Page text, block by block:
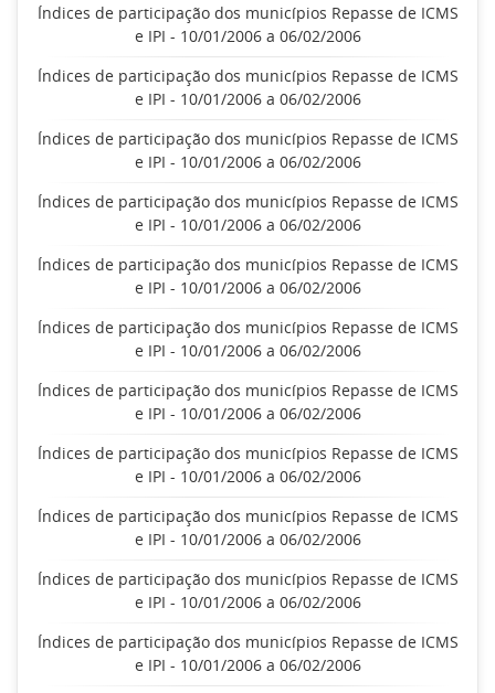
Índices de participação dos municípios Repasse de ICMS
e IPI - 10/01/2006 a 06/02/2006
Índices de participação dos municípios Repasse de ICMS
e IPI - 10/01/2006 a 06/02/2006
Índices de participação dos municípios Repasse de ICMS
e IPI - 10/01/2006 a 06/02/2006
Índices de participação dos municípios Repasse de ICMS
e IPI - 10/01/2006 a 06/02/2006
Índices de participação dos municípios Repasse de ICMS
e IPI - 10/01/2006 a 06/02/2006
Índices de participação dos municípios Repasse de ICMS
e IPI - 10/01/2006 a 06/02/2006
Índices de participação dos municípios Repasse de ICMS
e IPI - 10/01/2006 a 06/02/2006
Índices de participação dos municípios Repasse de ICMS
e IPI - 10/01/2006 a 06/02/2006
Índices de participação dos municípios Repasse de ICMS
e IPI - 10/01/2006 a 06/02/2006
Índices de participação dos municípios Repasse de ICMS
e IPI - 10/01/2006 a 06/02/2006
Índices de participação dos municípios Repasse de ICMS
e IPI - 10/01/2006 a 06/02/2006